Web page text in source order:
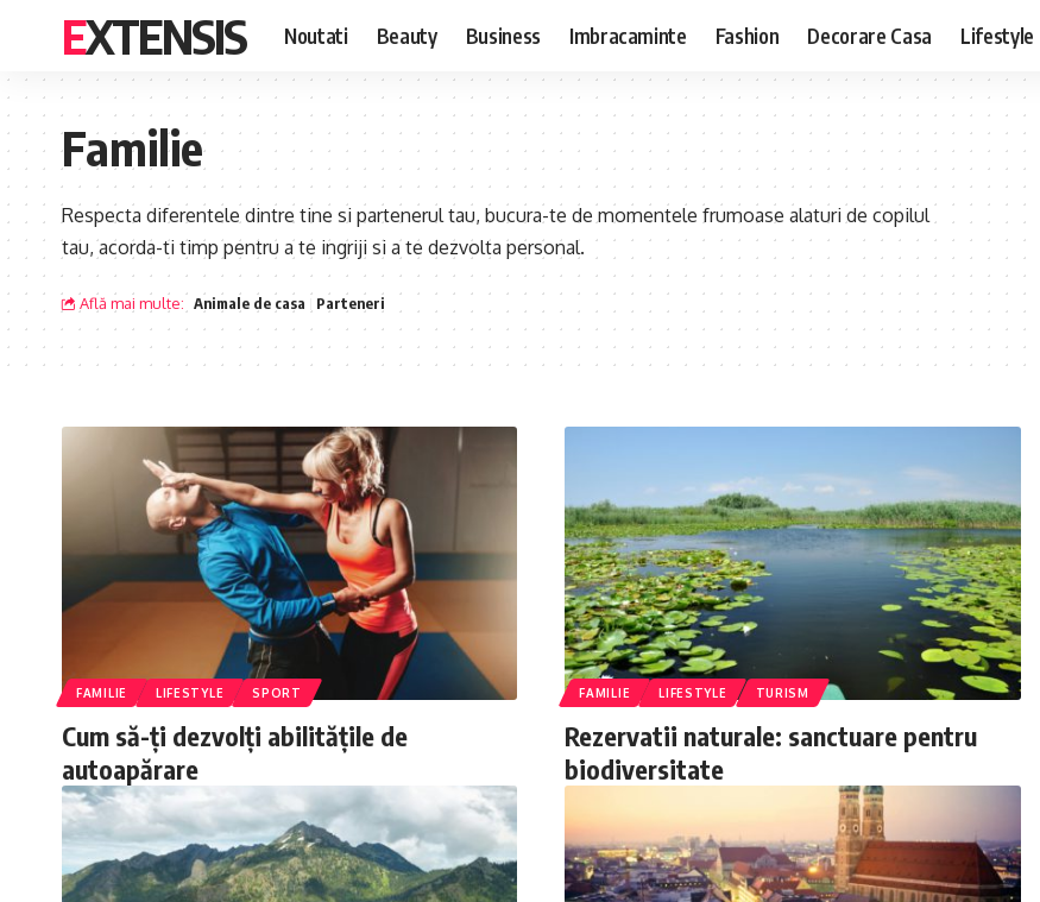
EXTENSIS Noutati Beauty Business Imbracaminte Fashion Decorare Casa Lifestyle
Familie
Respecta diferentele dintre tine si partenerul tau, bucura-te de momentele frumoase alaturi de copilul
tau, acorda-ti timp pentru a te ingriji si a te dezvolta personal.
Află mai multe: Animale de casa Parteneri
FAMILIE LIFESTYLE SPORT
Cum să-ți dezvolți abilitățile de
autoapărare
FAMILIE LIFESTYLE TURISM
Rezervatii naturale: sanctuare pentru
biodiversitate